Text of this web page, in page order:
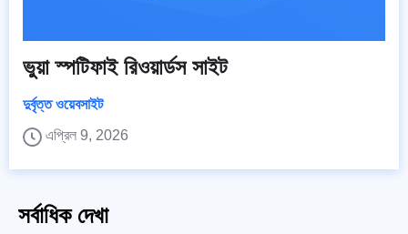
ভুয়া স্পটিফাই রিওয়ার্ডস সাইট
দুর্বৃত্ত ওয়েবসাইট
এপ্রিল 9, 2026
সর্বাধিক দেখা